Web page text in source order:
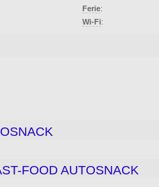
Ferie:
Wi-Fi:
FOOD AUTOSNACK